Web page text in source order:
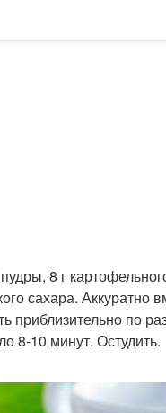
8 г
сахара. Аккуратно
приблизительно по
8-10 минут. Остудить.